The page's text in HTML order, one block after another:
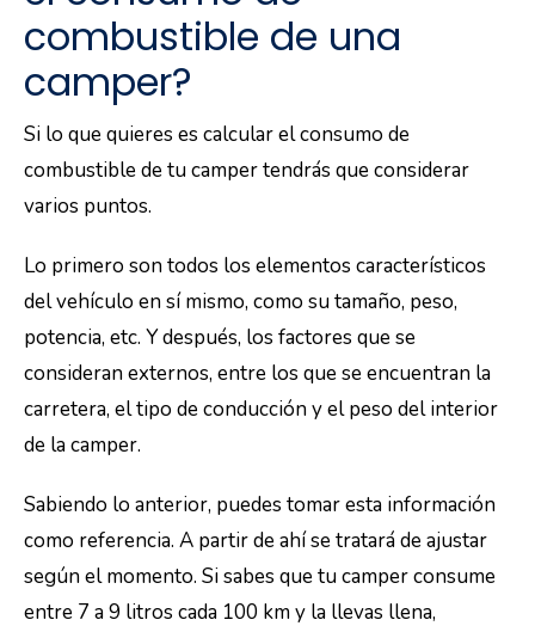
combustible de una
camper?
Si lo que quieres es calcular el consumo de
combustible de tu camper tendrás que considerar
varios puntos.
Lo primero son todos los elementos característicos
del vehículo en sí mismo, como su tamaño, peso,
potencia, etc. Y después, los factores que se
consideran externos, entre los que se encuentran la
carretera, el tipo de conducción y el peso del interior
de la camper.
Sabiendo lo anterior, puedes tomar esta información
como referencia. A partir de ahí se tratará de ajustar
según el momento. Si sabes que tu camper consume
entre 7 a 9 litros cada 100 km y la llevas llena,